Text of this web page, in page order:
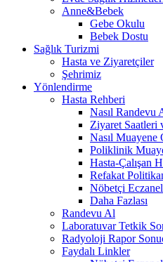
Anne&Bebek
Gebe Okulu
Bebek Dostu
Sağlık Turizmi
Hasta ve Ziyaretçiler
Şehrimiz
Yönlendirme
Hasta Rehberi
Nasıl Randevu
Ziyaret Saatleri
Nasıl Muayene
Poliklinik
Hasta-Çalışan
Refakat
Nöbetçi
Daha Fazlası
Randevu Al
Laboratuvar Tetkik
Radyoloji Rapor
Faydalı Linkler